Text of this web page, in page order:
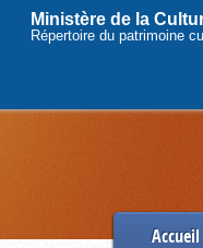
Ministère de la
Répertoire du patrimoine
Accueil